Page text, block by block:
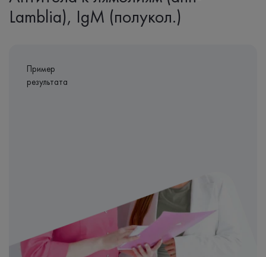
Lamblia), IgМ (полукол.)
Пример
результата